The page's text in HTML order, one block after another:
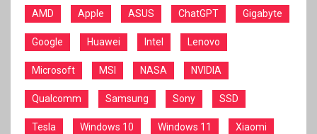
AMD Apple ASUS ChatGPT Gigabyte
Google Huawei Intel Lenovo
Microsoft MSI NASA NVIDIA
Qualcomm Samsung Sony SSD
Tesla Windows 10 Windows 11 Xiaomi